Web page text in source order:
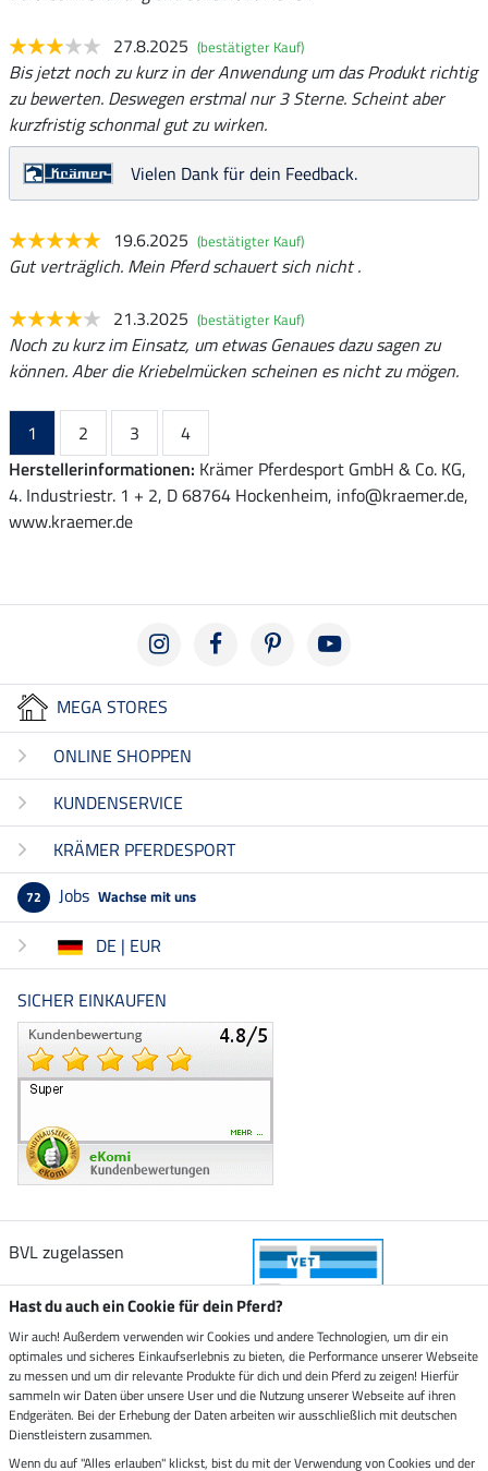
27.8.2025 (bestätigter Kauf)
Bis jetzt noch zu kurz in der Anwendung um das Produkt richtig
zu bewerten. Deswegen erstmal nur 3 Sterne. Scheint aber
kurzfristig schonmal gut zu wirken.
Vielen Dank für dein Feedback.
19.6.2025 (bestätigter Kauf)
Gut verträglich. Mein Pferd schauert sich nicht .
21.3.2025 (bestätigter Kauf)
Noch zu kurz im Einsatz, um etwas Genaues dazu sagen zu
können. Aber die Kriebelmücken scheinen es nicht zu mögen.
1 2 3
4
Herstellerinformationen: Krämer Pferdesport GmbH & Co. KG,
4. Industriestr. 1 + 2, D 68764 Hockenheim, info@kraemer.de,
www.kraemer.de
MEGA STORES
ONLINE SHOPPEN
KUNDENSERVICE
KRÄMER PFERDESPORT
72 Jobs Wachse mit uns
DE | EUR
SICHER EINKAUFEN
BVL zugelassen
Zustellung durch
Sicher bezahlen mit
Hast du auch ein Cookie für dein Pferd?
Wir auch! Außerdem verwenden wir Cookies und andere Technologien, um dir ein
optimales und sicheres Einkaufserlebnis zu bieten, die Performance unserer Webseite
zu messen und um dir relevante Produkte für dich und dein Pferd zu zeigen! Hierfür
sammeln wir Daten über unsere User und die Nutzung unserer Webseite auf ihren
Endgeräten. Bei der Erhebung der Daten arbeiten wir ausschließlich mit deutschen
Dienstleistern zusammen.
Wenn du auf "Alles erlauben" klickst, bist du mit der Verwendung von Cookies und der